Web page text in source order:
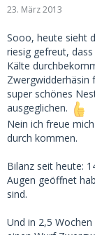
23. März 2013
Sooo, heute sieht
riesig gefreut,
Kälte
Zwergwidderhäsin
super schönes
ausgeglichen.
Nein ich freue
durch kommen.
Bilanz seit heute:
Augen geöffnet
sind.
Und in 2,5